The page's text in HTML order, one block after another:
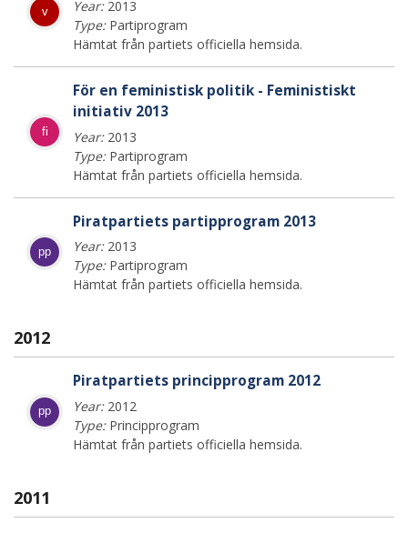
v Year:2013
Type:Partiprogram
Hämtat från partiets officiella hemsida.
fi
För en feministisk politik - Feministiskt
initiativ 2013
Year:2013
Type:Partiprogram
Hämtat från partiets officiella hemsida.
pp
Piratpartiets partipprogram 2013
Year:2013
Type:Partiprogram
Hämtat från partiets officiella hemsida.
2012
pp
Piratpartiets principprogram 2012
Year:2012
Type:Principprogram
Hämtat från partiets officiella hemsida.
2011